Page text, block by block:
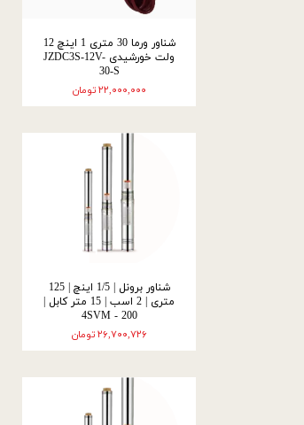
شناور ورما 30 متری 1 اینچ 12
ولت خورشیدی JZDC3S-12V-
30-S
۲۲,۰۰۰,۰۰۰ تومان
شناور برونل | 1/5 اینچ | 125
متری | 2 اسب | 15 متر کابل |
4SVM - 200
۲۶,۷۰۰,۷۲۶ تومان